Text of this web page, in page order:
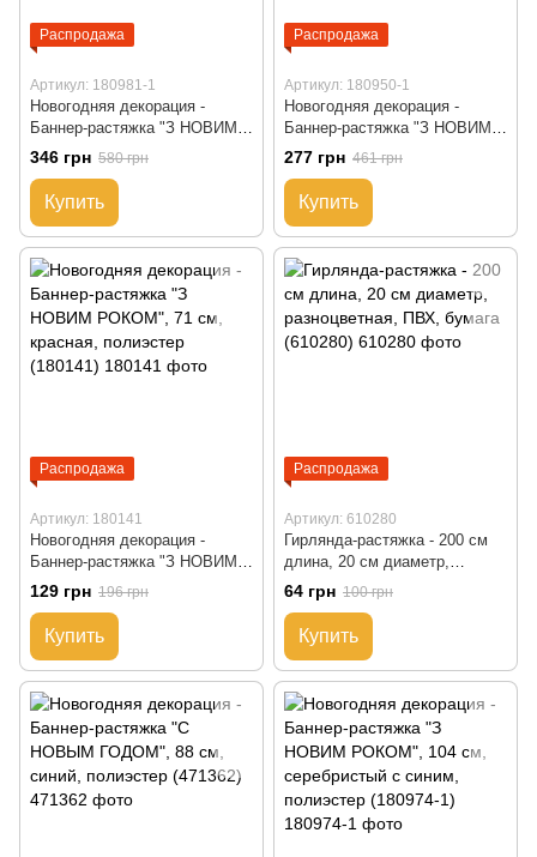
Распродажа
Артикул: 180981-1
Новогодняя декорация -
Баннер-растяжка "З НОВИМ
РОКОМ", 134 см,
серебристый, полиэстер
(180981-1)
346 грн 580 грн
Купить
Распродажа
Артикул: 180950-1
Новогодняя декорация -
Баннер-растяжка "З НОВИМ
РОКОМ", 102 см,
серебристый, полиэстер
(180950-1)
277 грн 461 грн
Купить
Распродажа
Артикул: 180141
Новогодняя декорация -
Баннер-растяжка "З НОВИМ
РОКОМ", 71 см, красная,
полиэстер (180141)
129 грн 196 грн
Купить
Распродажа
Артикул: 610280
Гирлянда-растяжка - 200 см
длина, 20 см диаметр,
разноцветная, ПВХ, бумага
(610280)
64 грн 100 грн
Купить